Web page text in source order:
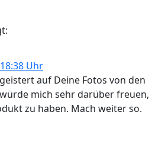
Uhr
auf Deine Fotos von den
mich sehr darüber freuen,
zu haben. Mach weiter so.